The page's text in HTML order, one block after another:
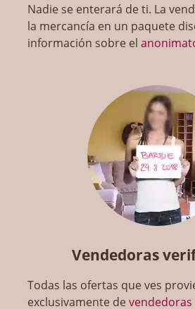
Nadie se enterará de ti. La
la mercancía en un paquete
información sobre el
Vendedoras
Todas las ofertas que ves
exclusivamente de